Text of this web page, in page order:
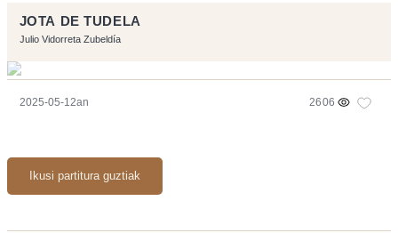
JOTA DE TUDELA
Julio Vidorreta Zubeldía
2025-05-12an 2606
Ikusi partitura guztiak